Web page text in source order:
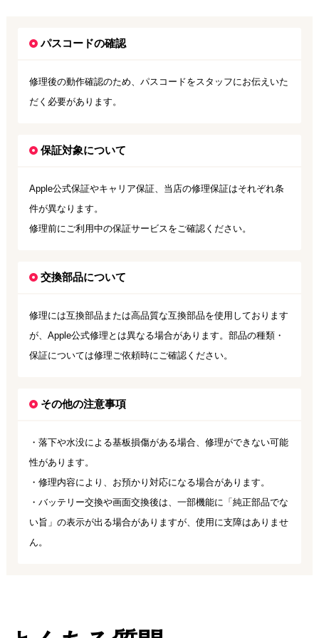
パスコードの確認
修理後の動作確認のため、パスコードをスタッフにお伝えいた
だく必要があります。
保証対象について
Apple公式保証やキャリア保証、当店の修理保証はそれぞれ条
件が異なります。
修理前にご利用中の保証サービスをご確認ください。
交換部品について
修理には互換部品または高品質な互換部品を使用しております
が、Apple公式修理とは異なる場合があります。部品の種類・
保証については修理ご依頼時にご確認ください。
その他の注意事項
・落下や水没による基板損傷がある場合、修理ができない可能
性があります。
・修理内容により、お預かり対応になる場合があります。
・バッテリー交換や画面交換後は、一部機能に「純正部品でな
い旨」の表示が出る場合がありますが、使用に支障はありませ
ん。